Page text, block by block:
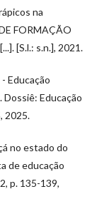
na
FORMAÇÃO
[S.l.: s.n.], 2021.
Educação
Educação
2025.
no estado do
de educação
p. 135-139,